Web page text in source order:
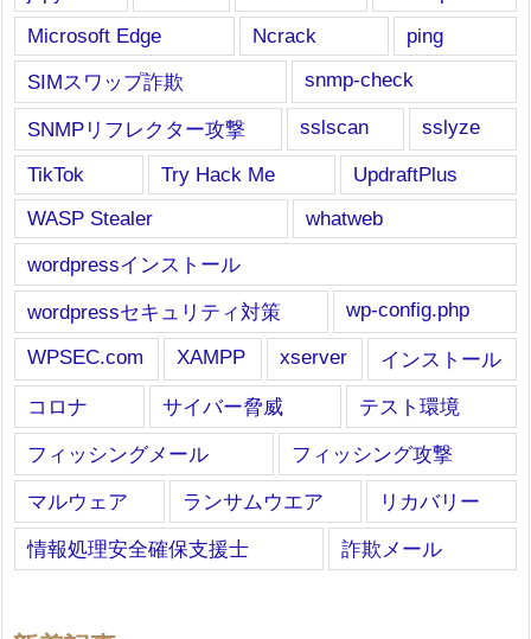
Microsoft Edge
Ncrack
ping
SIMスワップ詐欺
snmp-check
SNMPリフレクター攻撃 sslscan
sslyze
TikTok
Try Hack Me
UpdraftPlus
WASP Stealer
whatweb
wordpressインストール
wordpressセキュリティ対策
wp-config.php
WPSEC.com
XAMPP xserver
インストール
コロナ
サイバー脅威
テスト環境
フィッシングメール
フィッシング攻撃
マルウェア
ランサムウエア
リカバリー
情報処理安全確保支援士
詐欺メール